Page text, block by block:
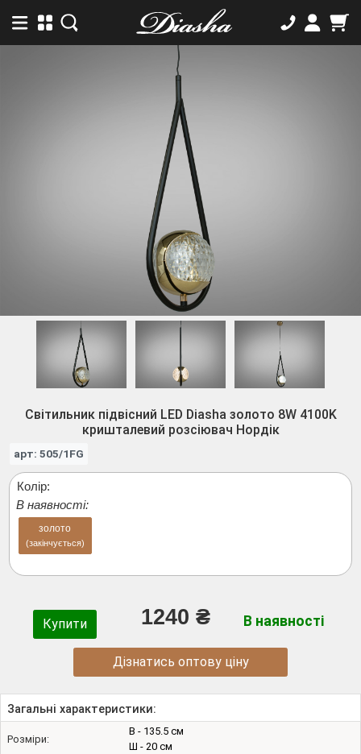
Світильник підвісний LED Diasha золото 8W 4100K
кришталевий розсіювач Нордік
арт: 505/1FG
Колір:
В наявності:
золото
(закінчується)
Купити 1240 ₴ В наявності
Дізнатись оптову ціну
Загальні характеристики:
Розміри:
В - 135.5 см
Ш - 20 см